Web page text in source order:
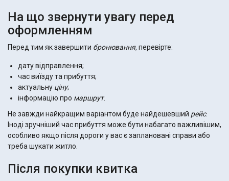
На що звернути увагу перед
оформленням
Перед тим як завершити бронювання, перевірте:
дату відправлення;
час виїзду та прибуття;
актуальну ціну;
інформацію про маршрут.
Не завжди найкращим варіантом буде найдешевший рейс.
Іноді зручніший час прибуття може бути набагато важливішим,
особливо якщо після дороги у вас є заплановані справи або
треба шукати житло.
Після покупки квитка